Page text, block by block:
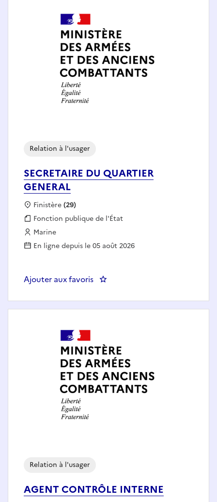
SECRETAIRE DU QUARTIER
GENERAL
Relation à l'usager
Localisation :
Finistère(29)
Fonction publique :
Fonction publique de l'État
Employeur :
Marine
En ligne depuis le 05 août 2026
Ajouter aux favoris : SECRETAIRE DU QUARTIER
AGENT CONTRÔLE INTERNE
Relation à l'usager